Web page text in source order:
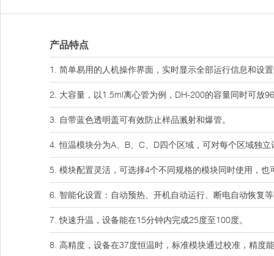
产品特点
1. 简单易用的人机操作界面，实时显示全部运行信息和设
2. 大容量，以1.5ml离心管为例，DH-200的容量同时可放
3. 自带蓝色透明盖可有效防止样品溅射和爆管。
4. 恒温模块分为A、B、C、D四个区域，可对每个区域独
5. 模块配置灵活，可选择4个不同规格的模块同时使用，也
6. 智能化设置：自动预热、开机自动运行、断电自动恢复
7. 快速升温，设备能在15分钟内完成25度至100度。
8. 高精度，设备在37度恒温时，标准模块通过校准，精度